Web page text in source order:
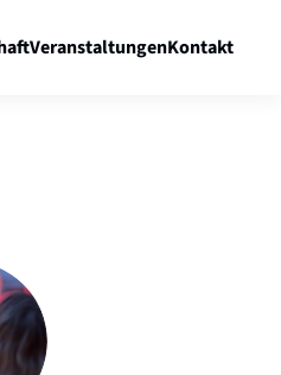
VeranstaltungenKontakt